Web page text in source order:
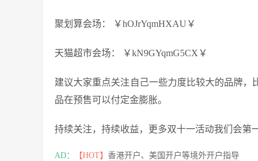
聚划算会场： ￥hOJrYqmHXAU￥
天猫超市会场： ￥kN9GYqmG5CX￥
建议大家重点关注自己一些力度比较大的品牌
品在预售可以付定金膨胀。
持续关注，持续收益，更多双十一活动我们会第
AD： 【HOT】 香港开户、美国开户等境外开户指导